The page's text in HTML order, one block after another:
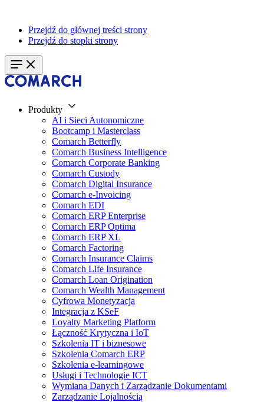
Przejdź do głównej treści strony
Przejdź do stopki strony
Produkty
AI i Sieci Autonomiczne
Bootcamp i Masterclass
Comarch Betterfly
Comarch Business Intelligence
Comarch Corporate Banking
Comarch Custody
Comarch Digital Insurance
Comarch e-Invoicing
Comarch EDI
Comarch ERP Enterprise
Comarch ERP Optima
Comarch ERP XL
Comarch Factoring
Comarch Insurance Claims
Comarch Life Insurance
Comarch Loan Origination
Comarch Wealth Management
Cyfrowa Monetyzacja
Integracja z KSeF
Loyalty Marketing Platform
Łączność Krytyczna i IoT
Szkolenia IT i biznesowe
Szkolenia Comarch ERP
Szkolenia e-learningowe
Usługi i Technologie ICT
Wymiana Danych i Zarządzanie Dokumentami
Zarządzanie Lojalnością